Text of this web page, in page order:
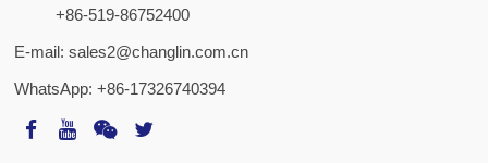
+86-519-86752400
E-mail:sales2@changlin.com.cn
WhatsApp:+86-17326740394
